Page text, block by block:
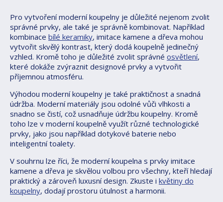
Pro vytvoření moderní koupelny je důležité nejenom zvolit
správné prvky, ale také je správně kombinovat. Například
kombinace bílé keramiky, imitace kamene a dřeva mohou
vytvořit skvělý kontrast, který dodá koupelně jedinečný
vzhled. Kromě toho je důležité zvolit správné osvětlení,
které dokáže zvýraznit designové prvky a vytvořit
příjemnou atmosféru.
Výhodou moderní koupelny je také praktičnost a snadná
údržba. Moderní materiály jsou odolné vůči vlhkosti a
snadno se čistí, což usnadňuje údržbu koupelny. Kromě
toho lze v moderní koupelně využít různé technologické
prvky, jako jsou například dotykové baterie nebo
inteligentní toalety.
V souhrnu lze říci, že moderní koupelna s prvky imitace
kamene a dřeva je skvělou volbou pro všechny, kteří hledají
praktický a zároveň luxusní design. Zkuste i květiny do
koupelny, dodají prostoru útulnost a harmonii.